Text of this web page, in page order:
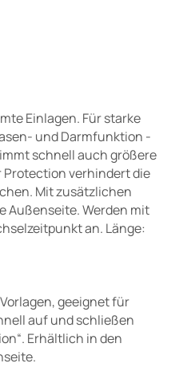
Einlagen. Für starke
und Darmfunktion -
schnell auch größere
Protection verhindert die
Mit zusätzlichen
Außenseite. Werden mit
an. Länge:
geeignet für
auf und schließen
Erhältlich in den